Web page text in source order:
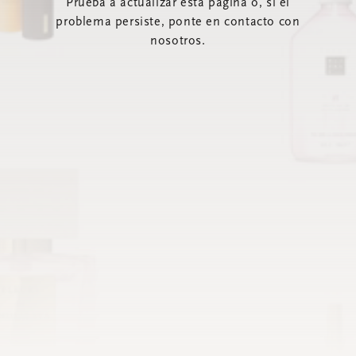
Prueba a actualizar esta página o, si el
problema persiste, ponte en contacto con
nosotros.